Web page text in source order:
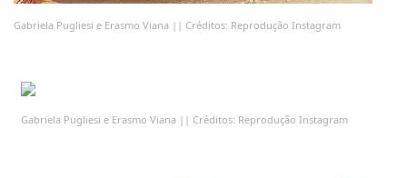
Gabriela Pugliesi e Erasmo Viana || Créditos: Reprodução Instagram
Gabriela Pugliesi e Erasmo Viana || Créditos: Reprodução Instagram